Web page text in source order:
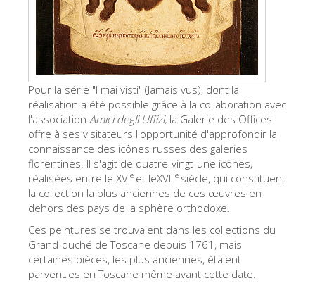
Galerie de l'Académie
La Galerie Palatine
Les Chapelles Médicis
Le Musée de San Marco
Musée Archéologique
Opificio delle Pietre Dure
Le Musée Galilée
Le Jardin de Boboli
La tour d'Arnolfo
Le Corridor de Vasari
Le Palazzo Vecchio
Pour la série "I mai visti" (Jamais vus), dont la
réalisation a été possible grâce à la collaboration avec
l'association Amici degli Uffizi, la Galerie des Offices
offre à ses visitateurs l'opportunité d'approfondir la
connaissance des icônes russes des galeries
florentines. Il s'agit de quatre-vingt-une icônes,
réalisées entre le XVIe et leXVIIIe siècle, qui constituent
la collection la plus anciennes de ces œuvres en
dehors des pays de la sphère orthodoxe.
Ces peintures se trouvaient dans les collections du
Grand-duché de Toscane depuis 1761, mais
certaines pièces, les plus anciennes, étaient
parvenues en Toscane même avant cette date.